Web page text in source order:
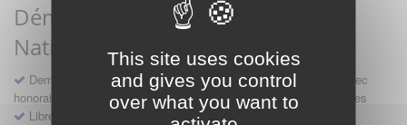
This site uses cookies
and gives you control
over what you want to
Démarches destinées au Conseil
National
Demande d'avis en hospitalité, en études, des conventions avec
honoraires et des demandes diverses formulées par les entreprises
Libre prestation de services